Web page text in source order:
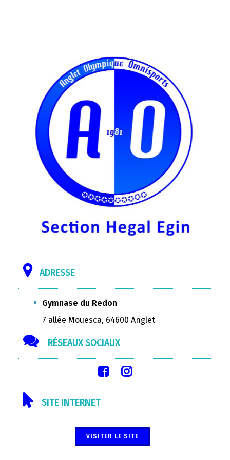
ADRESSE
Gymnase du Redon
7 allée Mouesca, 64600 Anglet
RÉSEAUX SOCIAUX
SITE INTERNET
VISITER LE SITE